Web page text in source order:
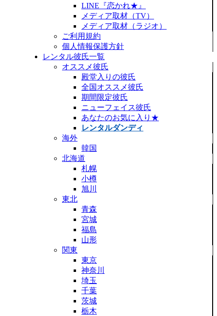
LINE『恋かれ★』
メディア取材（TV）
メディア取材（ラジオ）
ご利用規約
個人情報保護方針
レンタル彼氏一覧
オススメ彼氏
殿堂入りの彼氏
全国オススメ彼氏
期間限定彼氏
ニューフェイス彼氏
あなたのお気に入り★
レンタルダンディ
海外
韓国
北海道
札幌
小樽
旭川
東北
青森
宮城
福島
山形
関東
東京
神奈川
埼玉
千葉
茨城
栃木